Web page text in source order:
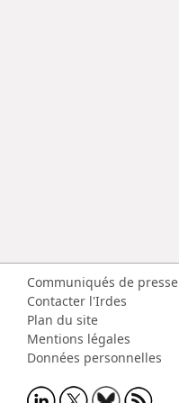
Communiqués de presse
Contacter l'Irdes
Plan du site
Mentions légales
Données personnelles